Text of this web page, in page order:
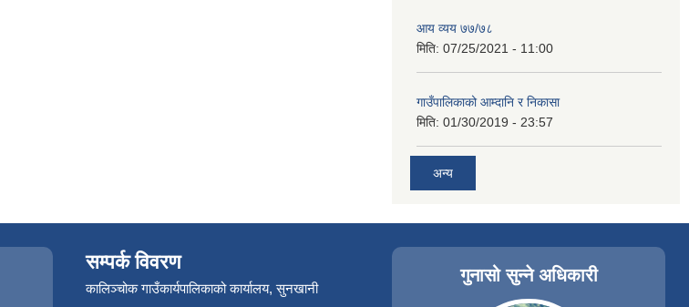
आय व्यय ७७/७८
मिति: 07/25/2021 - 11:00
गाउँपालिकाको आम्दानि र निकासा
मिति: 01/30/2019 - 23:57
अन्य
सम्पर्क विवरण
कालिञ्चोक गाउँकार्यपालिकाको कार्यालय, सुनखानी
गुनासो सुन्ने अधिकारी